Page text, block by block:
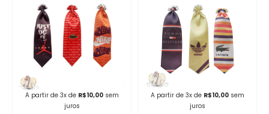
A partir de 3x de R$10,00 sem
juros
A partir de 3x de R$10,00 sem
juros